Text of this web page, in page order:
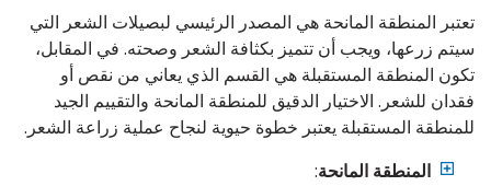
تعتبر المنطقة المانحة هي المصدر الرئيسي لبصيلات الشعر التي
سيتم زرعها، ويجب أن تتميز بكثافة الشعر وصحته. في المقابل،
تكون المنطقة المستقبلة هي القسم الذي يعاني من نقص أو
فقدان للشعر. الاختيار الدقيق للمنطقة المانحة والتقييم الجيد
للمنطقة المستقبلة يعتبر خطوة حيوية لنجاح عملية زراعة الشعر.
المنطقة المانحة: